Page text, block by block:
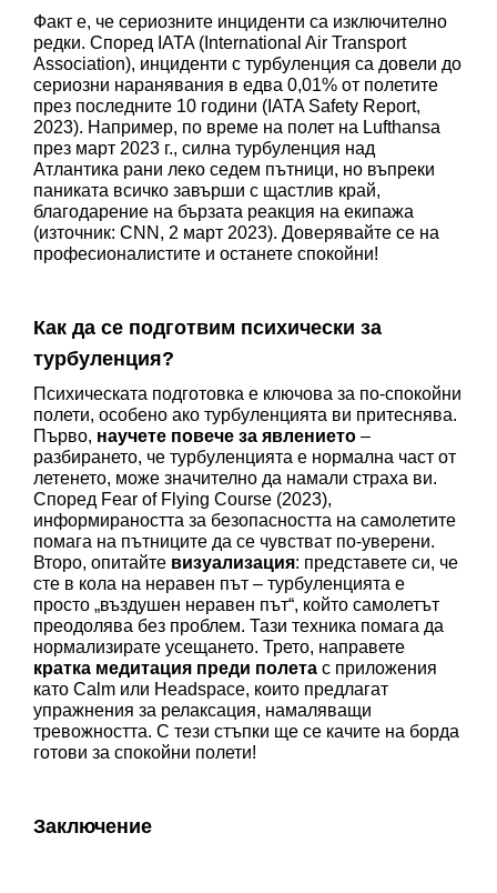
Факт е, че сериозните инциденти са изключително
редки. Според IATA (International Air Transport
Association), инциденти с турбуленция са довели до
сериозни наранявания в едва 0,01% от полетите
през последните 10 години (IATA Safety Report,
2023). Например, по време на полет на Lufthansa
през март 2023 г., силна турбуленция над
Атлантика рани леко седем пътници, но въпреки
паниката всичко завърши с щастлив край,
благодарение на бързата реакция на екипажа
(източник: CNN, 2 март 2023). Доверявайте се на
професионалистите и останете спокойни!
Как да се подготвим психически за
турбуленция?
Психическата подготовка е ключова за по-спокойни
полети, особено ако турбуленцията ви притеснява.
Първо, научете повече за явлението –
разбирането, че турбуленцията е нормална част от
летенето, може значително да намали страха ви.
Според Fear of Flying Course (2023),
информираността за безопасността на самолетите
помага на пътниците да се чувстват по-уверени.
Второ, опитайте визуализация: представете си, че
сте в кола на неравен път – турбуленцията е
просто „въздушен неравен път“, който самолетът
преодолява без проблем. Тази техника помага да
кратка медитация преди полета с приложения
като Calm или Headspace, които предлагат
упражнения за релаксация, намаляващи
тревожността. С тези стъпки ще се качите на борда
готови за спокойни полети!
Заключение